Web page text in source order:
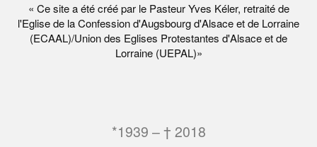
« Ce site a été créé par le Pasteur Yves Kéler, retraité de
l'Eglise de la Confession d'Augsbourg d'Alsace et de Lorraine
(ECAAL)/Union des Eglises Protestantes d'Alsace et de
Lorraine (UEPAL)»
*1939 – † 2018